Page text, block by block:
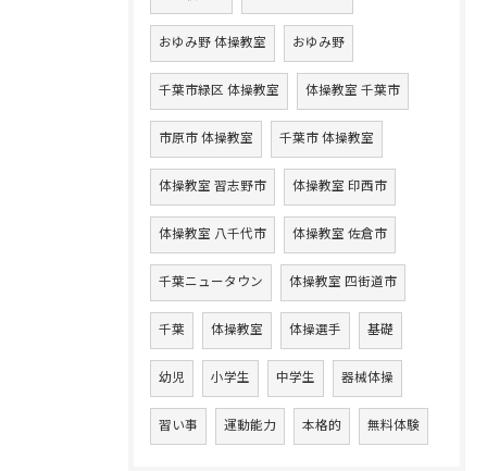
おゆみ野 体操教室 おゆみ野
千葉市緑区 体操教室 体操教室 千葉市
市原市 体操教室 千葉市 体操教室
体操教室 習志野市 体操教室 印西市
体操教室 八千代市 体操教室 佐倉市
千葉ニュータウン 体操教室 四街道市
千葉 体操教室 体操選手 基礎
幼児 小学生 中学生 器械体操
習い事 運動能力 本格的 無料体験